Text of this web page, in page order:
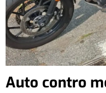
Auto contro